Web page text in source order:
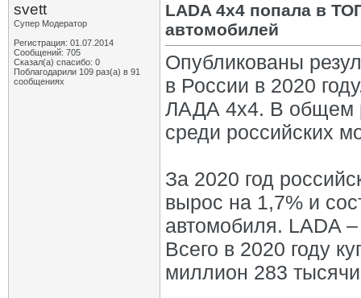
svett
Супер Модератор
Регистрация: 01.07.2014
Сообщений: 705
Сказал(а) спасибо: 0
Поблагодарили 109 раз(а) в 91
сообщениях
LADA 4х4 попала в
автомобилей
Опубликованы
в России в 2020
ЛАДА 4х4. В общем
среди российских
За 2020 год
вырос на 1,7% и
автомобиля. LADA
Всего в 2020 году
миллион 283